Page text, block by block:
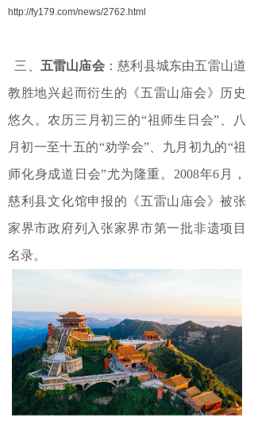
http://fy179.com/news/2762.html
三、 五雷山庙会：慈利县城东由五雷山道
教胜地兴起而衍生的《五雷山庙会》历史
悠久。农历三月初三的“祖师生日会”、八
月初一至十五的“劝学会”、九月初九的“祖
师化身成道日会”尤为隆重。2008年6月，
慈利县文化馆申报的《五雷山庙会》被张
家界市政府列入张家界市第一批非遗项目
名录。